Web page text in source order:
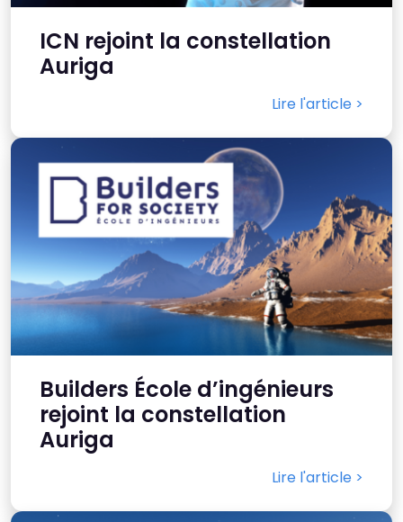
ICN rejoint la constellation
Auriga
Lire l'article >
Builders École d’ingénieurs
rejoint la constellation
Auriga
Lire l'article >
Thème